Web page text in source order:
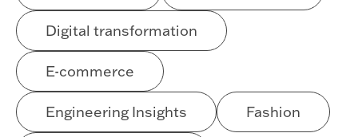
Digital transformation
E-commerce
Engineering Insights Fashion